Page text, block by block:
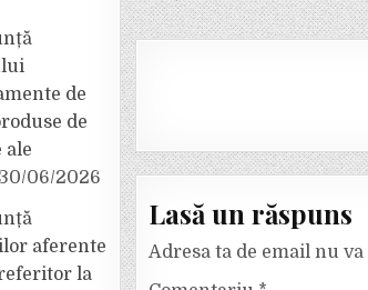
Lasă un răspuns
Adresa ta de email nu
de
de
ale
30/06/2026
aferente
la